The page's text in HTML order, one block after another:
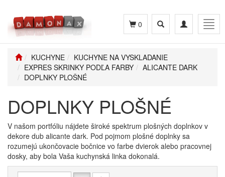
Toggle
navigation
Toggle
search
0
KUCHYNE
KUCHYNE NA VYSKLADANIE
EXPRES SKRINKY PODĽA FARBY
ALICANTE DARK
DOPLNKY PLOŠNÉ
DOPLNKY PLOŠNÉ
V našom portfóliu nájdete široké spektrum plošných doplnkov v
dekore dub alicante dark. Pod pojmom plošné doplnky sa
rozumejú ukončovacie bočnice vo farbe dvierok alebo pracovnej
dosky, aby bola Vaša kuchynská linka dokonalá.